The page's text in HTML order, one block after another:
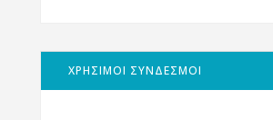
ΧΡΗΣΙΜΟΙ ΣΥΝΔΕΣΜΟΙ